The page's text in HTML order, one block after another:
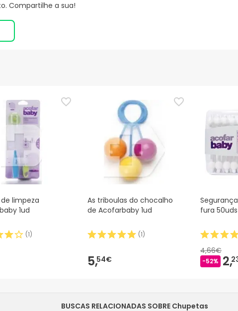
Compartilhe a sua!
limpeza
1ud
(1)
As triboulas do chocalho
de Acofarbaby 1ud
(1)
5,54€
fura 50uds
4,66€
-52% 2,
BUSCAS RELACIONADAS SOBRE Chupetas